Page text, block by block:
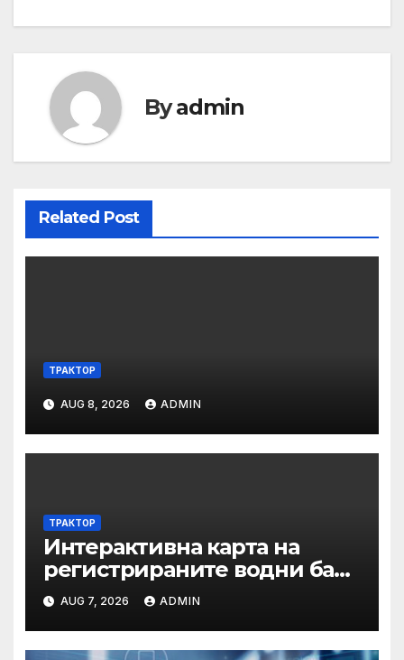
Byadmin
Related Post
ТРАКТОР
AUG 8, 2026 ADMIN
ТРАКТОР
Интерактивна карта на
регистрираните водни бази
по Черноморието за летния
сезон на 2026 г.
AUG 7, 2026 ADMIN